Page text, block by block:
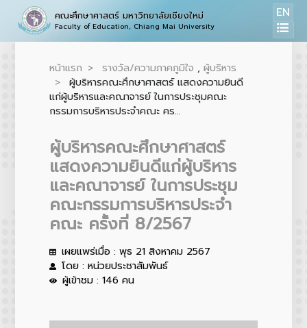
คณะศึกษาศาสตร์ มหาวิทยาลัยเชียงใหม่
Faculty of Education, Chiang Mai University
EN
หน้าแรก รางวัล/ความภาคภูมิใจ , ผู้บริหาร
ผู้บริหารคณะศึกษาศาสตร์ แสดงความยินดี
แก่ผู้บริหารและคณาจารย์ ในการประชุมคณะ
กรรมการบริหารประจำคณะ คร...
ผู้บริหารคณะศึกษาศาสตร์
แสดงความยินดีแก่ผู้บริหาร
และคณาจารย์ ในการประชุม
คณะกรรมการบริหารประจำ
คณะ ครั้งที่ 8/2567
เผยแพร่เมื่อ : พุธ 21 สิงหาคม 2567
โดย : หน่วยประชาสัมพันธ์
ผู้เข้าชม : 146 คน